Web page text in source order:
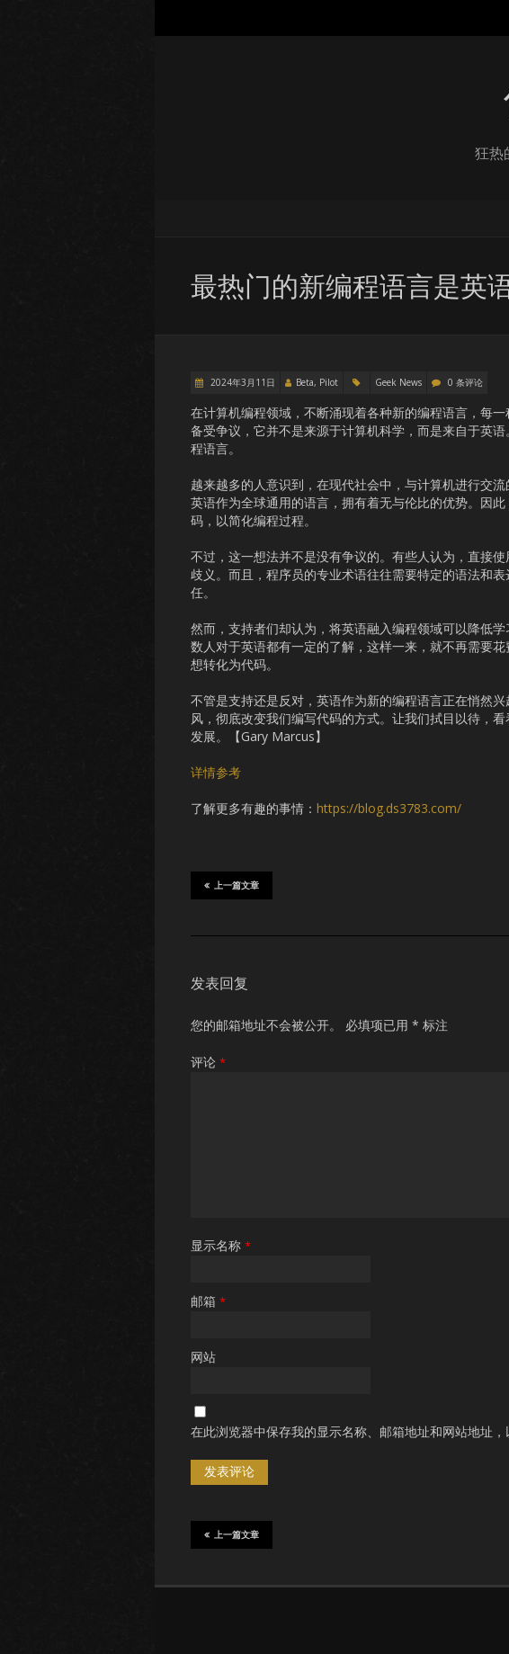
狂热
最热门的新编程语言是英
2024年3月11日 Beta, Pilot Geek News 0 条评论
在计算机编程领域，不断涌现着各种新的编程语言，每
备受争议，它并不是来源于计算机科学，而是来自于英
程语言。
越来越多的人意识到，在现代社会中，与计算机进行交
英语作为全球通用的语言，拥有着无与伦比的优势。因
码，以简化编程过程。
不过，这一想法并不是没有争议的。有些人认为，直接
歧义。而且，程序员的专业术语往往需要特定的语法和
任。
然而，支持者们却认为，将英语融入编程领域可以降低
数人对于英语都有一定的了解，这样一来，就不再需要
想转化为代码。
不管是支持还是反对，英语作为新的编程语言正在悄然
风，彻底改变我们编写代码的方式。让我们拭目以待，
发展。【Gary Marcus】
详情参考
了解更多有趣的事情： https://blog.ds3783.com/
上一篇文章
发表回复
您的邮箱地址不会被公开。 必填项已用 * 标注
评论 *
显示名称 *
邮箱 *
网站
在此浏览器中保存我的显示名称、邮箱地址和网站地址，
上一篇文章